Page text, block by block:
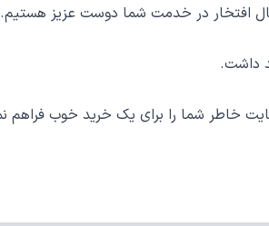
کمال افتخار در خدمت شما دوست عزیز هستیم.
داشت.